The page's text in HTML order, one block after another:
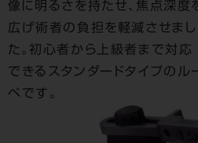
像に明るさを持たせ、焦点深度
広げ術者の負担を軽減させまし
た。初心者から上級者まで対応
できるスタンダードタイプのル
ペです。